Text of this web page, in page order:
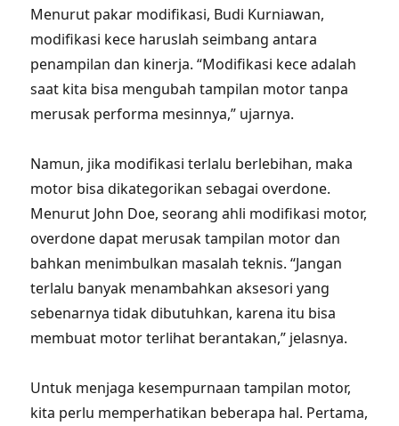
Menurut pakar modifikasi, Budi Kurniawan,
modifikasi kece haruslah seimbang antara
penampilan dan kinerja. “Modifikasi kece adalah
saat kita bisa mengubah tampilan motor tanpa
merusak performa mesinnya,” ujarnya.
Namun, jika modifikasi terlalu berlebihan, maka
motor bisa dikategorikan sebagai overdone.
Menurut John Doe, seorang ahli modifikasi motor,
overdone dapat merusak tampilan motor dan
bahkan menimbulkan masalah teknis. “Jangan
terlalu banyak menambahkan aksesori yang
sebenarnya tidak dibutuhkan, karena itu bisa
membuat motor terlihat berantakan,” jelasnya.
Untuk menjaga kesempurnaan tampilan motor,
kita perlu memperhatikan beberapa hal. Pertama,